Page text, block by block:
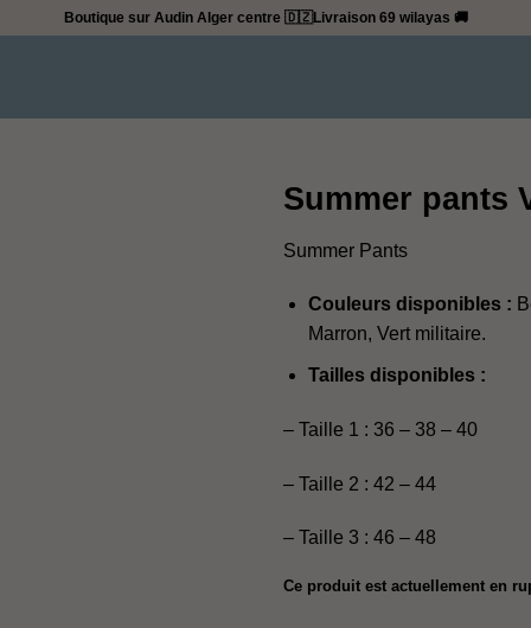
Boutique sur Audin Alger centre 🇩🇿Livraison 69 wilayas 🚚
Summer pants
Summer Pants
Couleurs disponibles :
Marron, Vert militaire.
Tailles disponibles :
– Taille 1 : 36 – 38 – 40
– Taille 2 : 42 – 44
– Taille 3 : 46 – 48
Ce produit est actuellement en